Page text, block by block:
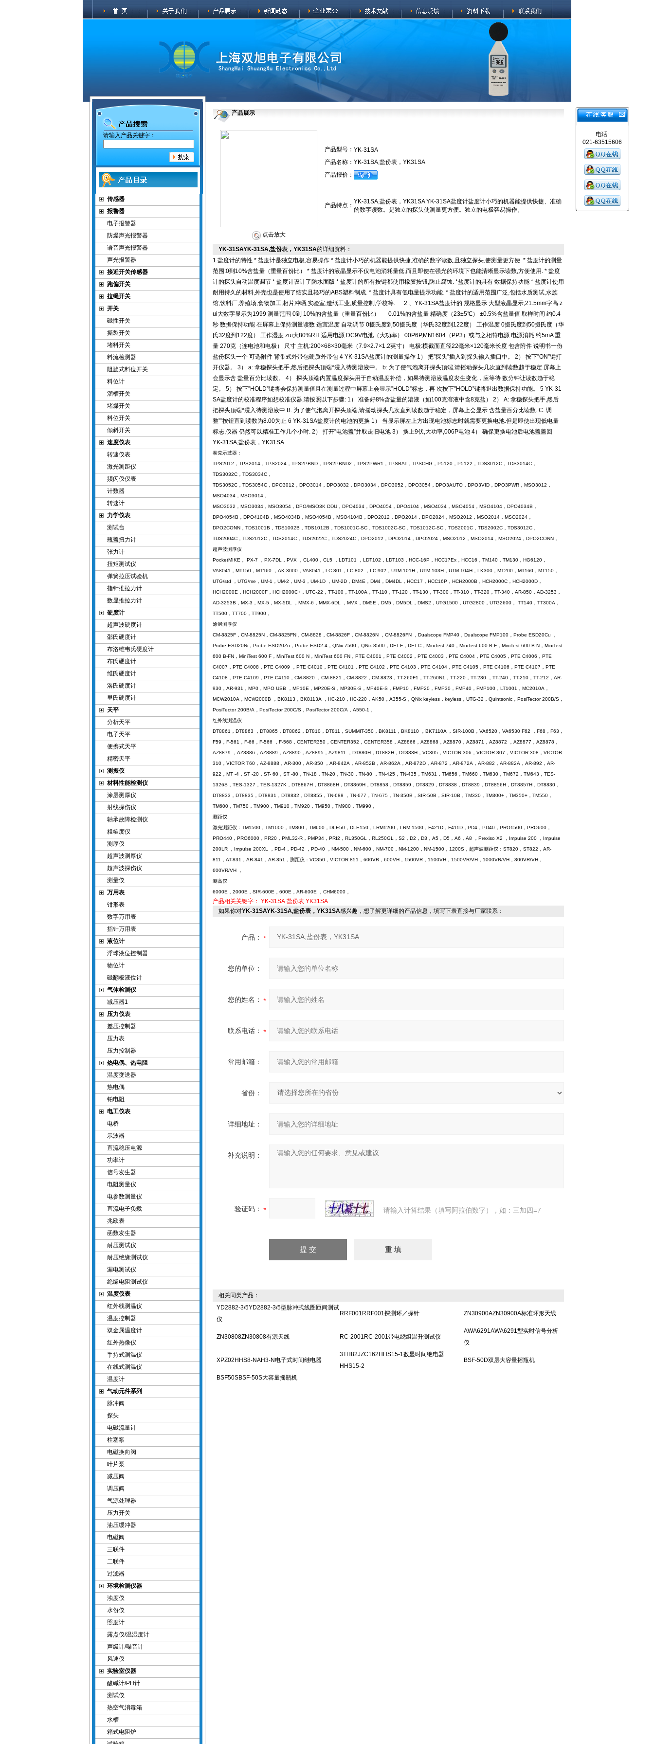
电话:
021-63515606
请输入产品关键字：
传感器
报警器
电子报警器
防爆声光报警器
语音声光报警器
声光报警器
接近开关传感器
跑偏开关
拉绳开关
开关
磁性开关
撕裂开关
堵料开关
料流检测器
阻旋式料位开关
料位计
溜槽开关
堵煤开关
料位开关
倾斜开关
速度仪表
转速仪表
激光测距仪
频闪仪仪表
计数器
转速计
力学仪表
测试台
瓶盖扭力计
张力计
扭矩测试仪
弹簧拉压试验机
指针推拉力计
数显推拉力计
硬度计
超声波硬度计
邵氏硬度计
布洛维韦氏硬度计
布氏硬度计
维氏硬度计
洛氏硬度计
里氏硬度计
天平
分析天平
电子天平
便携式天平
精密天平
测振仪
材料性能检测仪
涂层测厚仪
射线探伤仪
轴承故障检测仪
粗糙度仪
测厚仪
超声波测厚仪
超声波探伤仪
测量仪
万用表
钳形表
数字万用表
指针万用表
液位计
浮球液位控制器
物位计
磁翻板液位计
气体检测仪
减压器1
压力仪表
差压控制器
压力表
压力控制器
热电偶、热电阻
温度变送器
热电偶
铂电阻
电工仪表
电桥
示波器
直流稳压电源
功率计
信号发生器
电阻测量仪
电参数测量仪
直流电子负载
兆欧表
函数发生器
耐压测试仪
耐压绝缘测试仪
漏电测试仪
绝缘电阻测试仪
温度仪表
红外线测温仪
温度控制器
双金属温度计
红外热像仪
手持式测温仪
在线式测温仪
温度计
气动元件系列
脉冲阀
探头
电磁流量计
柱塞泵
电磁换向阀
叶片泵
减压阀
调压阀
气源处理器
压力开关
油压缓冲器
电磁阀
三联件
二联件
过滤器
环境检测仪器
浊度仪
水份仪
照度计
露点仪/温湿度计
声级计/噪音计
风速仪
实验室仪器
酸碱计/PH计
测试仪
热空气消毒箱
水槽
箱式电阻炉
产品展示
点击放大
产品型号： YK-31SA
产品名称： YK-31SA,盐份表，YK31SA
产品报价：
产品特点：
YK-31SA,盐份表，YK31SA YK-31SA盐度计盐度计小巧的机器能提供快捷、准确
的数字读数。是独立的探头使测量更方便。独立的电极容易操作。
YK-31SAYK-31SA,盐份表，YK31SA的详细资料：
1.盐度计的特性 * 盐度计是独立电极,容易操作 * 盐度计小巧的机器能提供快捷,准确的数字读数,且独立探头,使测量更方便. * 盐度计的测量
范围:0到10%含盐量（重量百份比） * 盐度计的液晶显示不仅电池消耗量低,而且即使在强光的环境下也能清晰显示读数,方便使用. * 盐度
计的探头自动温度调节 * 盐度计设计了防水面版 * 盐度计的所有按键都使用橡胶按钮,防止腐蚀. *盐度计的具有 数据保持功能 * 盐度计使用
耐用持久的材料,外壳也是使用了结实且轻巧的ABS塑料制成. * 盐度计具有低电量提示功能. * 盐度计的适用范围广泛,包括水质测试,水族
馆,饮料厂,养殖场,食物加工,相片冲晒,实验室,造纸工业,质量控制,学校等. 2 、YK-31SA盐度计的 规格显示 大型液晶显示,21.5mm字高.z
ui大数字显示为1999 测量范围 0到 10%的含盐量（重量百份比） 0.01%的含盐量 精确度（23±5℃） ±0.5%含盐量值 取样时间 约0.4
秒 数据保持功能 在屏幕上保持测量读数 适宜温度 自动调节 0摄氏度到50摄氏度（华氏32度到122度） 工作温度 0摄氏度到50摄氏度（华
氏32度到122度） 工作湿度 zui大80%RH 适用电源 DC9V电池（大功率） 00P6P,MN1604（PP3）或与之相符电源 电源消耗 约5mA 重
量 270克（连电池和电极） 尺寸 主机:200×68×30毫米（7.9×2.7×1.2英寸） 电极:横截面直径22毫米×120毫米长度 包含附件 说明书一份
盐份探头一个 可选附件 背带式外带包硬质外带包 4 YK-31SA盐度计的测量操作 1） 把”探头”插入到探头输入插口中。 2） 按下”ON”键打
开仪器。 3） a: 拿稳探头把手,然后把探头顶端*浸入待测溶液中。 b: 为了使气泡离开探头顶端,请摇动探头几次直到读数趋于稳定.屏幕上
会显示含 盐量百分比读数。 4） 探头顶端内置温度探头用于自动温度补偿，如果待测溶液温度发生变化，应等待 数分钟让读数趋于稳
定。 5） 按下”HOLD”键将会保持测量值且在测量过程中屏幕上会显示”HOLD”标志，再 次按下”HOLD”键将退出数据保持功能。 5 YK-31
SA盐度计的校准程序如想校准仪器,请按照以下步骤: 1） 准备好8%含盐量的溶液（如100克溶液中含8克盐） 2） A: 拿稳探头把手,然后
把探头顶端*浸入待测溶液中 B: 为了使气泡离开探头顶端,请摇动探头几次直到读数趋于稳定，屏幕上会显示 含盐量百分比读数. C: 调
整””按钮直到读数为8.00为止 6 YK-31SA盐度计的电池的更换 1） 当显示屏左上方出现电池标志时就需要更换电池.但是即使出现低电量
标志,仪器 仍然可以精准工作几个小时. 2） 打开”电池盖”并取走旧电池 3） 换上9伏,大功率,006P电池 4） 确保更换电池后电池盖盖回
YK-31SA,盐份表，YK31SA
泰克示波器：
TPS2012，TPS2014，TPS2024，TPS2PBND，TPS2PBND2，TPS2PWR1，TPSBAT，TPSCHG，P5120，P5122，TDS3012C，TDS3014C，
TDS3032C，TDS3034C，
TDS3052C，TDS3054C，DPO3012，DPO3014，DPO3032，DPO3034，DPO3052，DPO3054，DPO3AUTO，DPO3VID，DPO3PWR，MSO3012，
MSO4034，MSO3014，
MSO3032，MSO3034，MSO3054，DPO/MSO3K DDU，DPO4034，DPO4054，DPO4104，MSO4034，MSO4054，MSO4104，DPO4034B，
DPO4054B，DPO4104B，MSO4034B，MSO4054B，MSO4104B，DPO2012，DPO2014，DPO2024，MSO2012，MSO2014，MSO2024，
DPO2CONN，TDS1001B，TDS1002B，TDS1012B，TDS1001C-SC，TDS1002C-SC，TDS1012C-SC，TDS2001C，TDS2002C，TDS3012C，
TDS2004C，TDS2012C，TDS2014C，TDS2022C，TDS2024C，DPO2012，DPO2014，DPO2024，MSO2012，MSO2014，MSO2024，DPO2CONN，
超声波测厚仪
PocketMIKE， PX-7 ，PX-7DL，PVX ，CL400，CL5 ，LDT101 ，LDT102，LDT103，HCC-16P，HCC17Ex，HCC16，TM140，TM130，HG6120，
VA8041，MT150，MT160 ，AK-3000，VA8041，LC-801，LC-802 ，LC-902，UTM-101H，UTM-103H，UTM-104H，LK300，MT200，MT160，MT150，
UTG/std ，UTG/me，UM-1，UM-2，UM-3，UM-1D ，UM-2D，DM4E，DM4，DM4DL，HCC17，HCC16P，HCH2000B，HCH2000C，HCH2000D，
HCH2000E，HCH2000F，HCH2000C+，UTG-22，TT-100，TT-100A，TT-110，TT-120，TT-130，TT-300，TT-310，TT-320，TT-340，AR-850，AD-3253，
AD-3253B，MX-3，MX-5，MX-5DL ，MMX-6，MMX-6DL ，MVX，DM5E，DM5，DM5DL，DMS2，UTG1500，UTG2800，UTG2600， TT140，TT300A，
TT500，TT700，TT900，
涂层测厚仪
CM-8825F，CM-8825N，CM-8825FN，CM-8828，CM-8826F，CM-8826N ，CM-8826FN ，Dualscope FMP40，Dualscope FMP100，Probe ESD20Cu ，
Probe ESD20Ni，Probe ESD20Zn，Probe ESD2.4，QNix 7500，QNix 8500，DFT-F，DFT-C，MiniTest 740，MiniTest 600 B-F，MiniTest 600 B-N，MiniTest
600 B-FN，MiniTest 600 F，MiniTest 600 N，MiniTest 600 FN，PTE C4001，PTE C4002，PTE C4003，PTE C4004，PTE C4005，PTE C4006，PTE
C4007，PTE C4008，PTE C4009 ，PTE C4010，PTE C4101，PTE C4102，PTE C4103，PTE C4104，PTE C4105，PTE C4106，PTE C4107，PTE
C4108，PTE C4109，PTE C4110，CM-8820 ，CM-8821，CM-8822，CM-8823，TT-260F1，TT-260N1，TT-220，TT-230 ，TT-240，TT-210，TT-212，AR-
930，AR-931，MP0，MPO USB ，MP10E，MP20E-S，MP30E-S，MP40E-S，FMP10，FMP20，FMP30，FMP40，FMP100，LT1001，MC2010A，
MCW2010A，MCW2000B ，BK8113，BK8113A ，HC-210，HC-220，AK50，A355-S，QNix keyless，keyless，UTG-32，Quintsonic，PosiTector 200B/S，
PosiTector 200B/A，PosiTector 200C/S，PosiTector 200C/A，A550-1，
红外线测温仪
DT8861，DT8863 ，DT8865，DT8862，DT810，DT811，SUMMIT-350，BK8111，BK8110 ，BK7110A ，SIR-100B，VA6520，VA6530 F62 ，F68，F63，
F59，F-561，F-66，F-566 ，F-568，CENTER350，CENTER352，CENTER358，AZ8866，AZ8868，AZ8870，AZ8871，AZ8872 ，AZ8877，AZ8878，
AZ8879 ，AZ8886，AZ8889，AZ8890，AZ8895，AZ9811 ，DT880H，DT882H，DT883H，VC305，VICTOR 306，VICTOR 307，VICTOR 308，VICTOR
310，VICTOR T60，AZ-8888，AR-300，AR-350 ，AR-842A，AR-852B，AR-862A，AR-872D，AR-872，AR-872A，AR-882，AR-882A，AR-892，AR-
922，MT -4，ST -20，ST- 60，ST -80，TN-18，TN-20，TN-30，TN-80 ，TN-425，TN-435，TM631，TM656，TM660，TM630，TM672，TM643，TES-
1326S，TES-1327，TES-1327K，DT8867H，DT8868H，DT8869H，DT8858，DT8859，DT8829，DT8838，DT8839，DT8856H，DT8857H，DT8830，
DT8833，DT8835，DT8831，DT8832，DT8855，TN-688 ，TN-677，TN-675，TN-350B，SIR-50B，SIR-10B，TM330，TM300+，TM350+，TM550，
TM600，TM750，TM900，TM910，TM920，TM950，TM980，TM990，
测距仪
激光测距仪：TM1500，TM1000，TM800，TM600，DLE50，DLE150，LRM1200，LRM-1500，F421D，F411D，PD4，PD40，PRO1500，PRO600，
PRO440，PRO6000，PR20，PML32-R，PMP34，PRI2，RL350GL，RL250GL，S2，D2，D3，A5，D5，A6，A8 ，Prexiso X2 ，Impulse 200 ，Impulse
200LR ，Impulse 200XL ，PD-4，PD-42 ，PD-40 ，NM-500，NM-600，NM-700，NM-1200，NM-1500，1200S，超声波测距仪：ST820，ST822，AR-
811，AT-831，AR-841，AR-851，测距仪：VC850，VICTOR 851，600VR，600VH，1500VR，1500VH，1500VR/VH，1000VR/VH，800VR/VH，
600VR/VH ，
测高仪
6000E，2000E，SIR-600E，600E，AR-600E ，CHM6000，
产品相关关键字： YK-31SA 盐份表 YK31SA
如果你对YK-31SAYK-31SA,盐份表，YK31SA感兴趣，想了解更详细的产品信息，填写下表直接与厂家联系：
产品：
您的单位：
您的姓名：
联系电话：
常用邮箱：
省份：
详细地址：
补充说明：
验证码： 请输入计算结果（填写阿拉伯数字），如：三加四=7
相关同类产品：
YD2882-3/5YD2882-3/5型脉冲式线圈匝间测试
仪
RRF001RRF001探测环／探针 ZN30900AZN30900A标准环形天线
ZN30808ZN30808有源天线 RC-2001RC-2001带电绕组温升测试仪
AWA6291AWA6291型实时信号分析
仪
XPZ02HHS8-NAH3-N电子式时间继电器
3TH82JZC162HHS15-1数显时间继电器
HHS15-2
BSF-50D双层大容量摇瓶机
BSF50SBSF-50S大容量摇瓶机